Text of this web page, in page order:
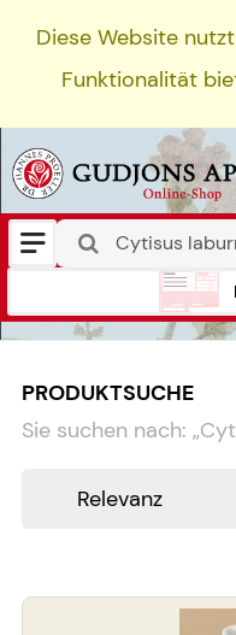
Diese Website
Funktionalität
PRODUKTSUCHE
Sie suchen nach: „